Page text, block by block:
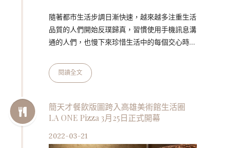
隨著都市生活步調日漸快速，越來越多注重生活
品質的人們開始反璞歸真，習慣使用手機訊息溝
通的人們，也慢下來珍惜生活中的每個交心時
受。座落於米其林一條街的春大直全新開幕的
「主廚市場 CHEF MARKET」提供都市人悠閒
座都市中的桃花源，即可望見偌大的25米窗花造
景、挑高的透視空間、盎然的苔蘚牆，無論是午
MARKET 中為心靈充電。主廚市場 CHEF
閱讀全文
簡天才餐飲版圖跨入高雄美術館生活圈
LA ONE Pizza 3月25日正式開幕
2022-03-21